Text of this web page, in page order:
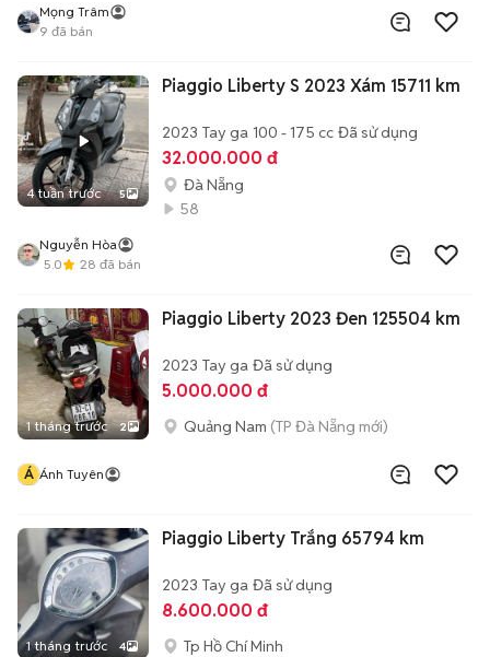
Mọng Trâm
9 đã bán
4 tuần trước 5
Piaggio Liberty S 2023 Xám 15711 km
2023 Tay ga 100 - 175 cc Đã sử dụng
32.000.000 đ
Đà Nẵng
58
Nguyễn Hòa
5.0
28 đã bán
1 tháng trước 2
Piaggio Liberty 2023 Đen 125504 km
2023 Tay ga Đã sử dụng
5.000.000 đ
Quảng Nam (TP Đà Nẵng mới)
Á Ánh Tuyên
1 tháng trước 4
Piaggio Liberty Trắng 65794 km
2023 Tay ga Đã sử dụng
8.600.000 đ
Tp Hồ Chí Minh